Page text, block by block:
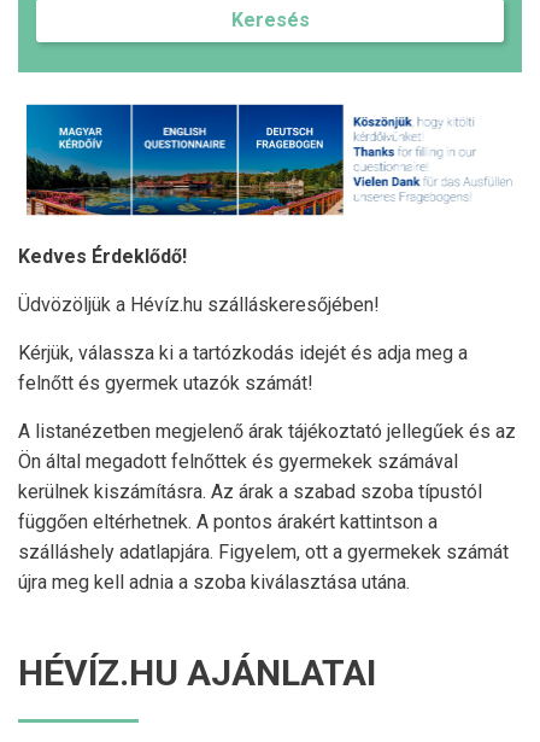
Keresés
Kedves Érdeklődő!
Üdvözöljük a Hévíz.hu szálláskeresőjében!
Kérjük, válassza ki a tartózkodás idejét és adja meg a
felnőtt és gyermek utazók számát!
A listanézetben megjelenő árak tájékoztató jellegűek és az
Ön által megadott felnőttek és gyermekek számával
kerülnek kiszámításra. Az árak a szabad szoba típustól
függően eltérhetnek. A pontos árakért kattintson a
szálláshely adatlapjára. Figyelem, ott a gyermekek számát
újra meg kell adnia a szoba kiválasztása utána.
HÉVÍZ.HU AJÁNLATAI